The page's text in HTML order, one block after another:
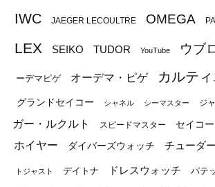
IWC JAEGER LECOULTRE OMEGA
LEX
SEIKO TUDOR YouTube ウブ
ーデマピゲ オーデマ・ピゲ カルテ
グランドセイコー シャネル シーマスター ジ
ガー・ルクルト
スピードマスター セイコー
ホイヤー
ダイバーズウォッチ チューダー
トジャスト デイトナ ドレスウォッチ パテ